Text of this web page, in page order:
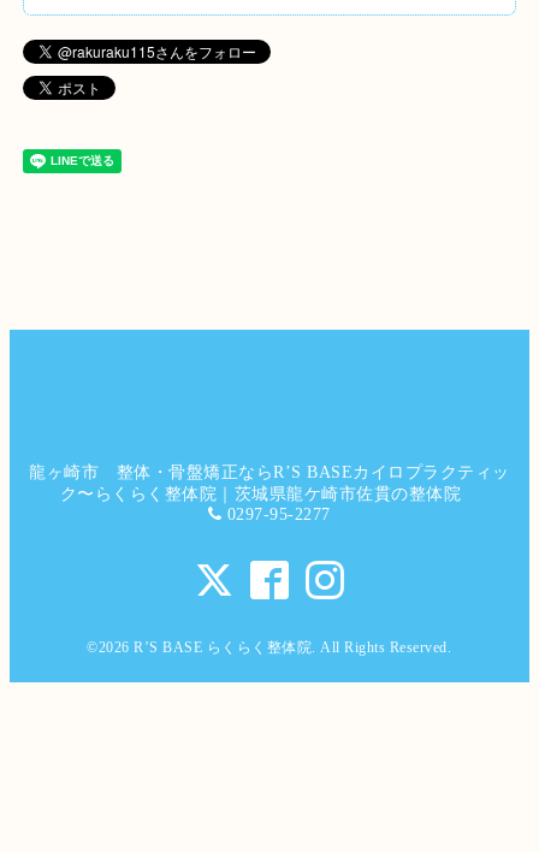
龍ヶ崎市 整体・骨盤矯正ならR’S BASEカイロプラクティッ
ク〜らくらく整体院｜茨城県龍ケ崎市佐貫の整体院
0297-95-2277
©2026R’S BASE らくらく整体院. All Rights Reserved.